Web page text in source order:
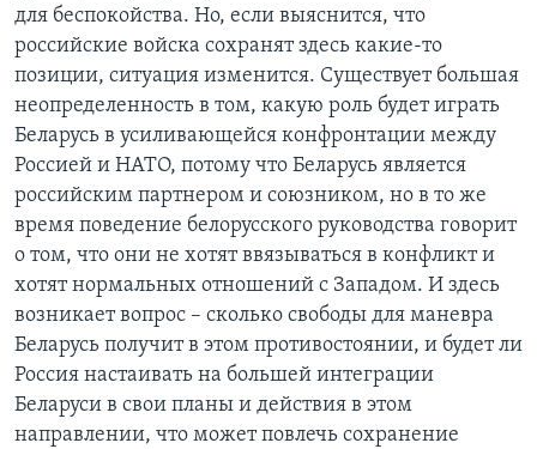
для беспокойства. Но, если выяснится, что
российские войска сохранят здесь какие-то
позиции, ситуация изменится. Существует большая
неопределенность в том, какую роль будет играть
Беларусь в усиливающейся конфронтации между
Россией и НАТО, потому что Беларусь является
российским партнером и союзником, но в то же
время поведение белорусского руководства говорит
о том, что они не хотят ввязываться в конфликт и
хотят нормальных отношений с Западом. И здесь
возникает вопрос – сколько свободы для маневра
Беларусь получит в этом противостоянии, и будет ли
Россия настаивать на большей интеграции
Беларуси в свои планы и действия в этом
направлении, что может повлечь сохранение